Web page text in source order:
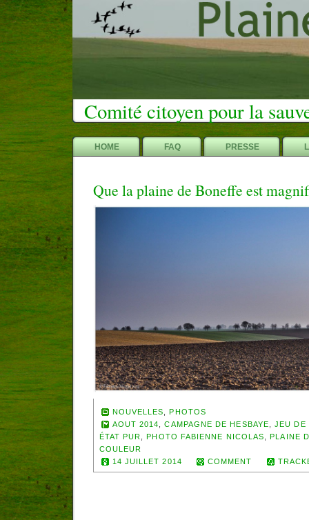
Comité citoyen pour la
HOME FAQ PRESSE
Que la plaine de Boneffe est
NOUVELLES,
PHOTOS
AOUT 2014,CAMPAGNE DE HESBAYE,JEU DE
ÉTAT PUR, PHOTO FABIENNE NICOLAS,
PLAINE
COULEUR
14 JUILLET 2014
COMMENT